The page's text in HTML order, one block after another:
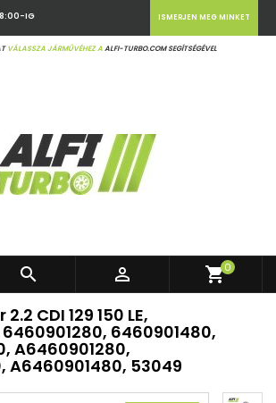
IG
VÁLASSZA JÁRMŰVÉHEZ AALFI-TURBO.COM SEGÍTSÉGÉVEL
ISMERJEN MEG MINKET
  shopping_cart0
CDI 129 150 LE,
6460901480,
A6460901280,
A6460901480, 53049